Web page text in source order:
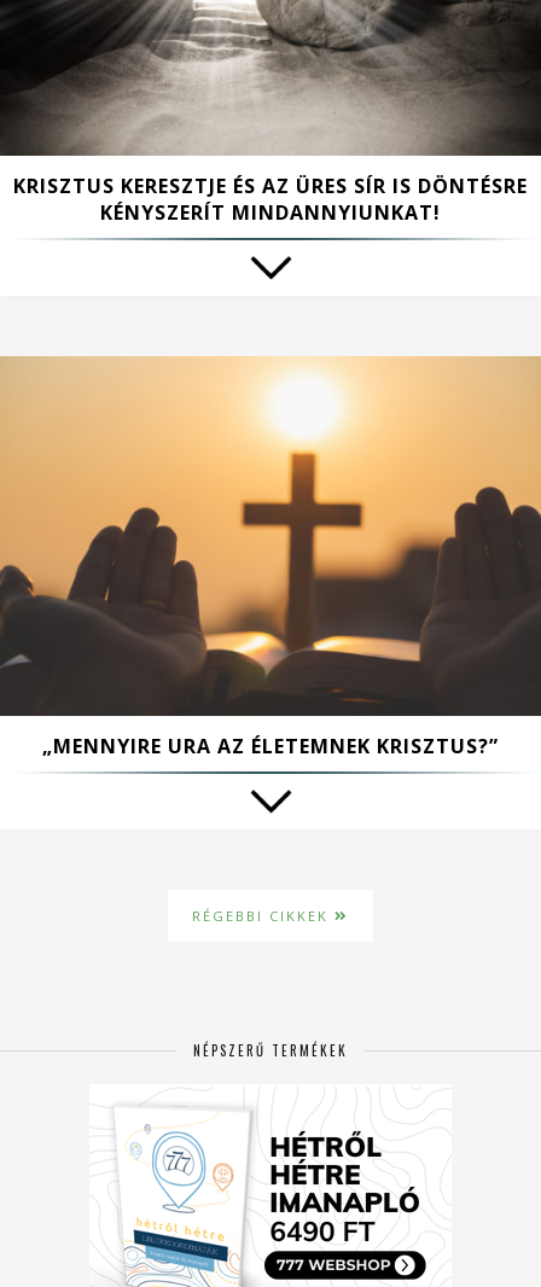
KRISZTUS KERESZTJE ÉS AZ ÜRES SÍR IS DÖNTÉSRE
KÉNYSZERÍT MINDANNYIUNKAT!
„MENNYIRE URA AZ ÉLETEMNEK KRISZTUS?”
RÉGEBBI CIKKEK
NÉPSZERŰ TERMÉKEK